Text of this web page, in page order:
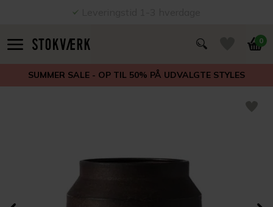
0
SUMMER SALE - OP TIL 50% PÅ UDVALGTE STYLES